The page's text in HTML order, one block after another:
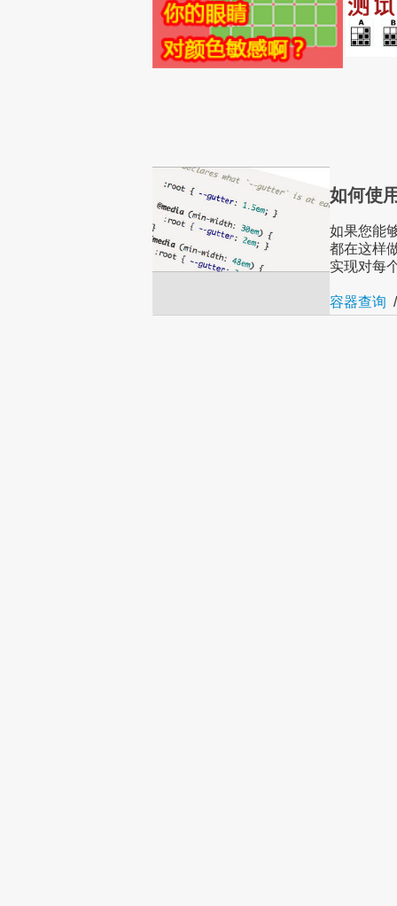
如何使
如果您能
都在这样
实现对每
容器查询 /